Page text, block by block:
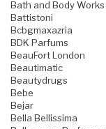
Bath and Body Works
Battistoni
Bcbgmaxazria
BDK Parfums
BeauFort London
Beautimatic
Beautydrugs
Bebe
Bejar
Bella Bellissima